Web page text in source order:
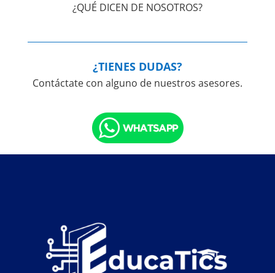
¿QUÉ DICEN DE NOSOTROS?
¿TIENES DUDAS?
Contáctate con alguno de nuestros asesores.